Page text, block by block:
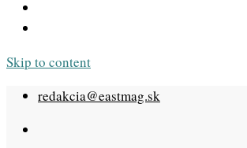
Skip to content
redakcia@eastmag.sk